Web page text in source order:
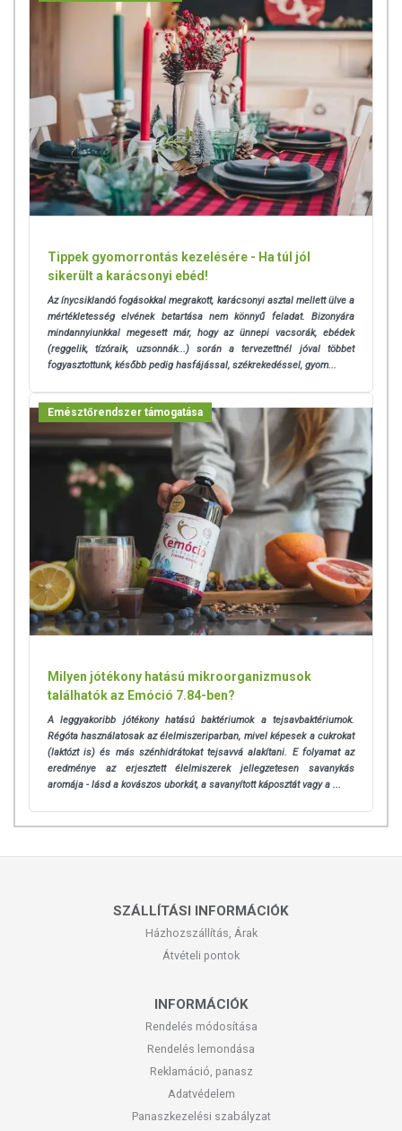
Tippek gyomorrontás kezelésére - Ha túl jól
sikerült a karácsonyi ebéd!
Az ínycsiklandó fogásokkal megrakott, karácsonyi asztal mellett ülve a
mértékletesség elvének betartása nem könnyű feladat. Bizonyára
mindannyiunkkal megesett már, hogy az ünnepi vacsorák, ebédek
(reggelik, tízóraik, uzsonnák...) során a tervezettnél jóval többet
fogyasztottunk, később pedig hasfájással, székrekedéssel, gyom...
Emésztőrendszer támogatása
Milyen jótékony hatású mikroorganizmusok
találhatók az Emóció 7.84-ben?
A leggyakoribb jótékony hatású baktériumok a tejsavbaktériumok.
Régóta használatosak az élelmiszeriparban, mivel képesek a cukrokat
(laktózt is) és más szénhidrátokat tejsavvá alakítani. E folyamat az
eredménye az erjesztett élelmiszerek jellegzetesen savanykás
aromája - lásd a kovászos uborkát, a savanyított káposztát vagy a ...
SZÁLLÍTÁSI INFORMÁCIÓK
Házhozszállítás, Árak
Átvételi pontok
INFORMÁCIÓK
Rendelés módosítása
Rendelés lemondása
Reklamáció, panasz
Adatvédelem
Panaszkezelési szabályzat